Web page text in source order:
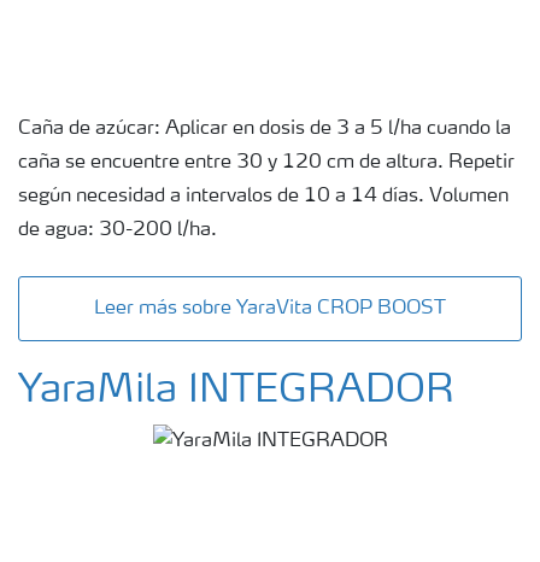
Caña de azúcar: Aplicar en dosis de 3 a 5 l/ha cuando la
caña se encuentre entre 30 y 120 cm de altura. Repetir
según necesidad a intervalos de 10 a 14 días. Volumen
de agua: 30-200 l/ha.
Leer más sobre YaraVita CROP BOOST
YaraMila INTEGRADOR